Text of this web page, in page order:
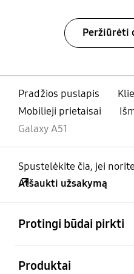
Peržiūrėti
Pradžios puslapis
Mobilieji prietaisai
Galaxy A51
Spustelėkite čia, jei
Atšaukti užsakymą
Protingi būdai pirkti
Produktai